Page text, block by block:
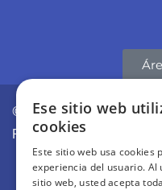
© CLÍNICAS REVITAE |
Regenerativa
Aviso Legal Política
Ese sitio web
cookies
Este sitio web usa cookies
experiencia del usuario.
sitio web, usted acepta